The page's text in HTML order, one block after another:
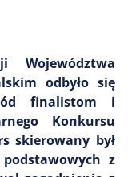
Województwa
odbyło się
finalistom i
Konkursu
skierowany był
z